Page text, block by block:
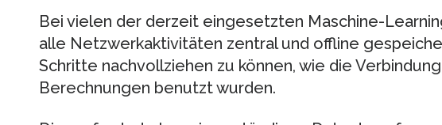
Bei vielen der derzeit eingesetzten Maschine-
alle Netzwerkaktivitäten zentral und offline
Schritte nachvollziehen zu können, wie die
Berechnungen benutzt wurden.